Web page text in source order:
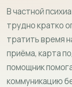
В частной
трудно кратко
тратить время
приёма, карта
помощник
коммуникацию